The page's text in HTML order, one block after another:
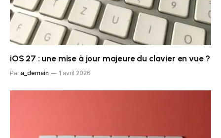
iOS 27 : une mise à jour majeure du clavier en vue ?
Par a_demain 1 avril 2026